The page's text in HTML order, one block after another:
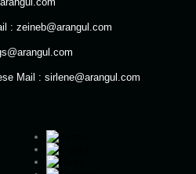
: zeineb@arangul.com
Mail : sirlene@arangul.com